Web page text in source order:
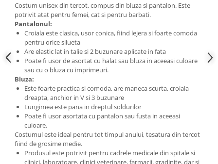
Costum unisex din tercot, compus din bluza si pantalon. Este
potrivit atat pentru femei, cat si pentru barbati.
Pantalonul:
Croiala este clasica, usor conica, fiind lejera si foarte comoda
pentru orice silueta
Are elastic lat in talie si 2 buzunare aplicate in fata
Poate fi usor de asortat cu halat sau bluza in aceeasi culoare
sau cu o bluza cu imprimeuri.
Bluza:
Este foarte practica si comoda, are maneca scurta, croiala
dreapta, anchior in V si 3 buzunare
Lungimea este pana in dreptul soldurilor
Poate fi usor asortata cu pantalon sau fusta in aceeasi
culoare.
Costumul este ideal pentru tot timpul anului, tesatura din tercot
fiind de grosime medie.
Produsul este potrivit pentru cadrele medicale din spitale si
clinici, laboratoare, clinici veterinare, farmacii, gradinite, dar si